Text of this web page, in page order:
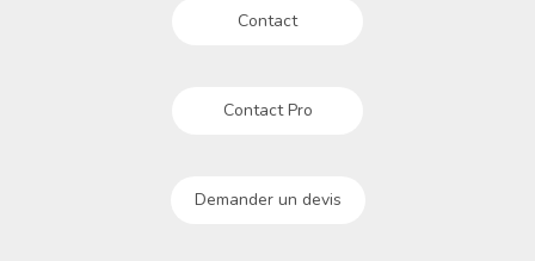
Contact
Contact Pro
Demander un devis